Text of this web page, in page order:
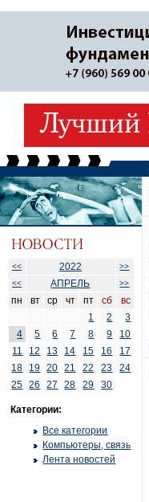
<< 2022
>>
<<
АПРЕЛЬ >>
пн вт ср чт пт сб
вс
1
2
3
4
5 6 7 8 9
10
11
12 13 14 15 16
17
18
19 20 21 22 23
24
25
26 27 28 29 30
Категории:
Все категории
Компьютеры, связь
Лента новостей